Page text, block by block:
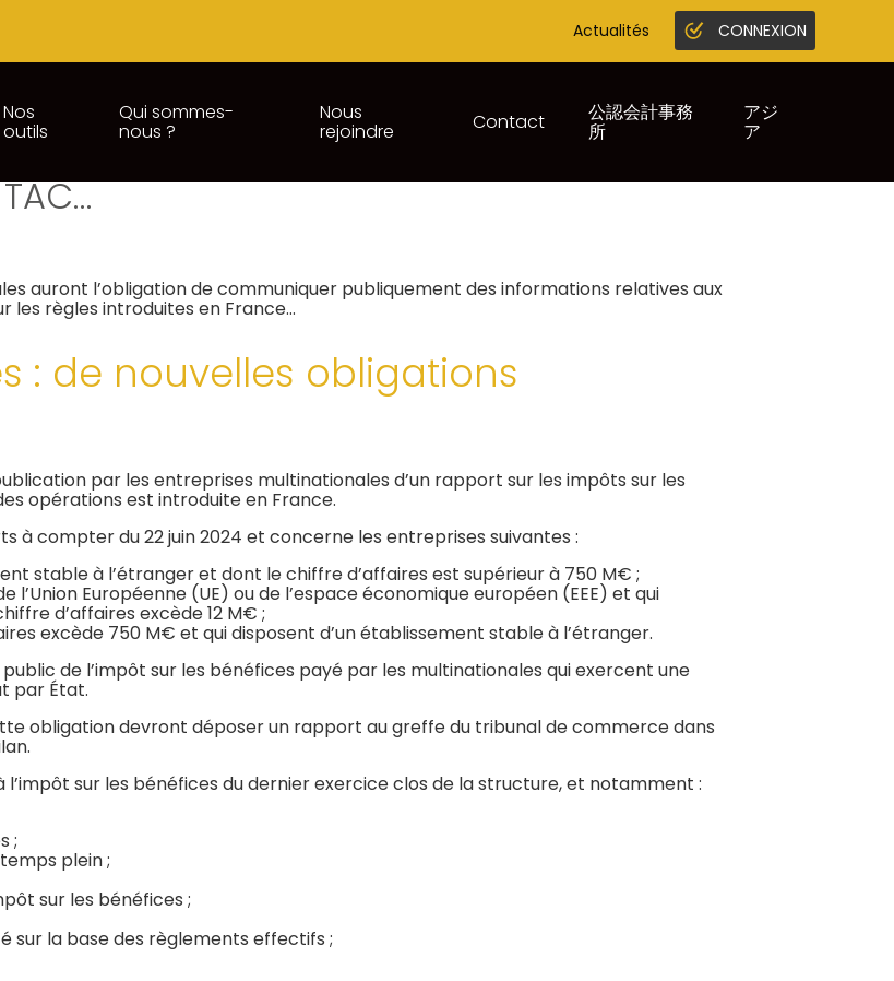
Actualités CONNEXION
Nos
outils
Qui sommes-
nous ?
Nous
rejoindre Contact 公認会計事務
所
アジ
ア
RELATIF AUX IMPÔTS SUR LES
auront l’obligation de communiquer publiquement des informations relatives aux
les règles introduites en France…
: de nouvelles obligations
par les entreprises multinationales d’un rapport sur les impôts sur les
opérations est introduite en France.
à compter du 22 juin 2024 et concerne les entreprises suivantes :
stable à l’étranger et dont le chiffre d’affaires est supérieur à 750 M€ ;
Européenne (UE) ou de l’espace économique européen (EEE) et qui
d’affaires excède 12 M€ ;
excède 750 M€ et qui disposent d’un établissement stable à l’étranger.
de l’impôt sur les bénéfices payé par les multinationales qui exercent une
par État.
obligation devront déposer un rapport au greffe du tribunal de commerce dans
sur les bénéfices du dernier exercice clos de la structure, et notamment :
;
plein ;
sur les bénéfices ;
sur la base des règlements effectifs ;